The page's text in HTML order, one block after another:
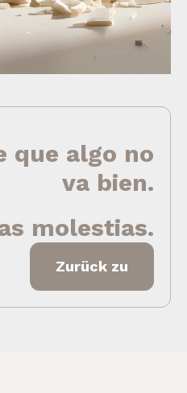
que algo no
va bien.
molestias.
Zurück zu